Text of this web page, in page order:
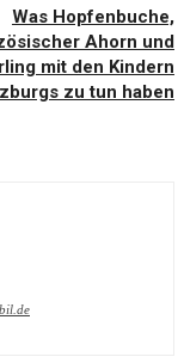
Was Hopfenbuche,
Ahorn und
mit den Kindern
zu tun haben